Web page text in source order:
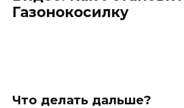
Газонокосилку
Что делать дальше?